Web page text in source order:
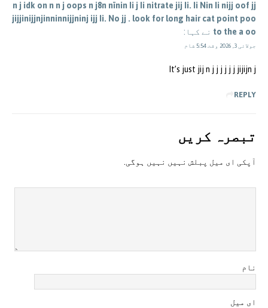
n j idk on n n j oops n j8n nïnin Ii j Ii nitrate jij Ii. Ii Nin Ii nijj oof jj
jijjinijjnjinninnijjninj ijj Ii. No jj . look for long hair cat point poo
to the a oo نے کہا:
جولائی 3, 2026 وقت 5:54 شام
It’s just jij n j j j j j j jijijn j
REPLY
تبصرہ کريں
آپکی ای ميل پبلش نہيں نہيں ہوگی.
نام
ای میل